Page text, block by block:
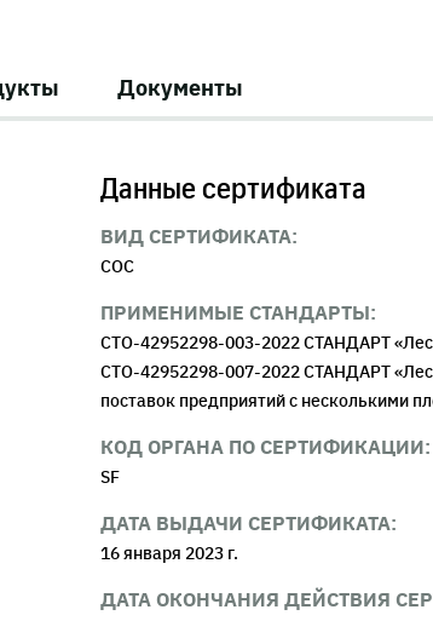
Документы
Данные сертификата
ВИД СЕРТИФИКАТА:
COC
ПРИМЕНИМЫЕ СТАНДАРТЫ:
СТО-42952298-003-2022 СТАНДАРТ
СТО-42952298-007-2022 СТАНДАРТ
поставок предприятий с несколькими
КОД ОРГАНА ПО СЕРТИФИКАЦИИ:
SF
ДАТА ВЫДАЧИ СЕРТИФИКАТА:
16 января 2023 г.
ДАТА ОКОНЧАНИЯ ДЕЙСТВИЯ